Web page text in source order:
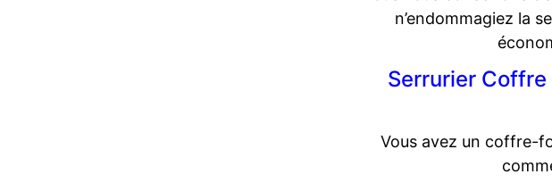
n’endommagiez la
Serrurier Coffre
Vous avez un coffre-